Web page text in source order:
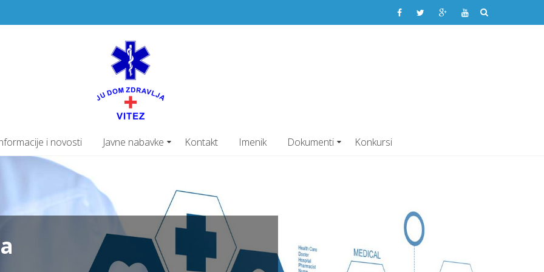
i novosti Javne nabavke Kontakt Imenik Dokumenti Konkursi